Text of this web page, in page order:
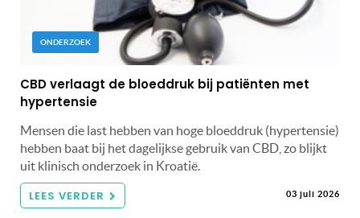
ONDERZOEK
CBD verlaagt de bloeddruk bij patiënten met
hypertensie
Mensen die last hebben van hoge bloeddruk (hypertensie)
hebben baat bij het dagelijkse gebruik van CBD, zo blijkt
uit klinisch onderzoek in Kroatië.
LEES VERDER 03 juli 2026